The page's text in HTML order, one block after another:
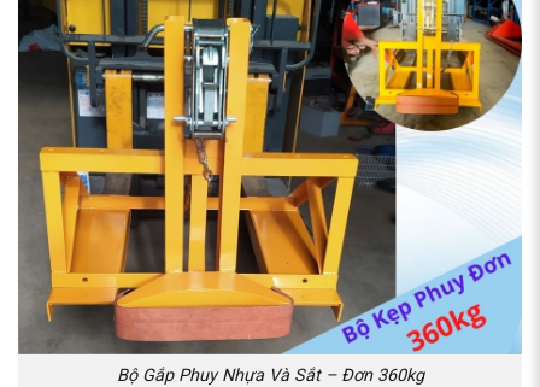
Bộ Gắp Phuy Nhựa Và Sắt – Đơn 360kg